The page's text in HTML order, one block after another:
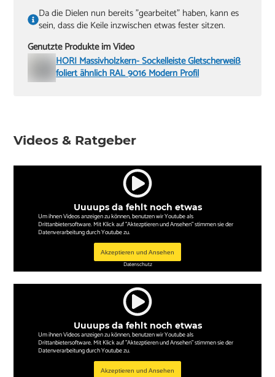
Da die Dielen nun bereits "gearbeitet" haben, kann es
sein, dass die Keile inzwischen etwas fester sitzen.
Genutzte Produkte im Video
HORI Massivholzkern- Sockelleiste Gletscherweiß
foliert ähnlich RAL 9016 Modern Profil
Videos & Ratgeber
Uuuups da fehlt noch etwas
Um ihnen Videos anzeigen zu können, benutzen wir Youtube als
Drittanbietersoftware. Mit Klick auf "Aktezptieren und Ansehen" stimmen sie der
Datenverarbeitung durch Youtube zu.
Akzeptieren und Ansehen
Datenschutz
Uuuups da fehlt noch etwas
Um ihnen Videos anzeigen zu können, benutzen wir Youtube als
Drittanbietersoftware. Mit Klick auf "Aktezptieren und Ansehen" stimmen sie der
Datenverarbeitung durch Youtube zu.
Akzeptieren und Ansehen